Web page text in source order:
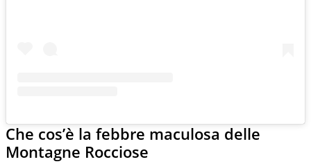
Che cos’è la febbre maculosa delle
Montagne Rocciose